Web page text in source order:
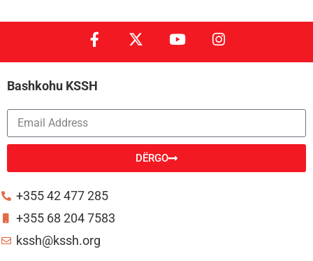
Bashkohu KSSH
DËRGO
+355 42 477 285
+355 68 204 7583
kssh@kssh.org